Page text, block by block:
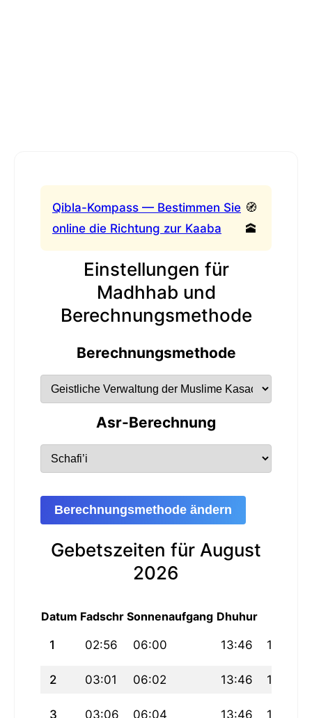
Qibla-Kompass — Bestimmen Sie
online die Richtung zur Kaaba
🧭
🕋
Einstellungen für
Madhhab und
Berechnungsmethode
Berechnungsmethode
Asr-Berechnung
Berechnungsmethode ändern
Gebetszeiten für August
2026
Datum Fadschr Sonnenaufgang Dhuhur
1 02:56 06:00 13:46 17:57
2 03:01 06:02 13:46 17:57
3 03:06 06:04 13:46 17:56